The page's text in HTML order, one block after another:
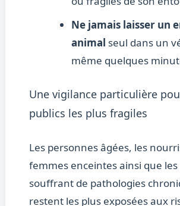
Ne jamais laisser un
animal seul dans un
même quelques
Une vigilance particulière
publics les plus fragiles
Les personnes âgées, les
femmes enceintes ainsi que
souffrant de pathologies
restent les plus exposées aux